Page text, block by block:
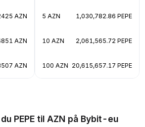
AZN
AZN
AZN
5 AZN 1,030,782.86 PEPE
10 AZN 2,061,565.72 PEPE
100 AZN 20,615,657.17 PEPE
PEPE til AZN på Bybit-eu